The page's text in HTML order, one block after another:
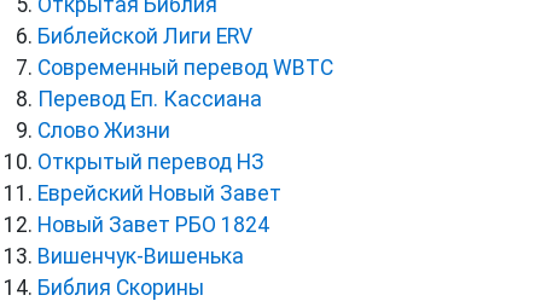
Библейской Лиги ERV
Cовременный перевод WBTC
Перевод Еп. Кассиана
Слово Жизни
Открытый перевод НЗ
Еврейский Новый Завет
Новый Завет РБО 1824
Вишенчук-Вишенька
Библия Скорины